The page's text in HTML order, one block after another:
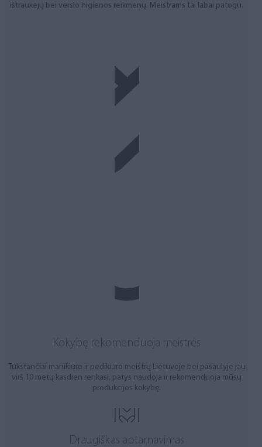
ištraukėjų bei verslo higienos reikmenų. Meistrams tai labai patogu.
Kokybę rekomenduoja meistrės
Tūkstančiai manikiūro ir pedikiūro meistrų Lietuvoje bei pasaulyje jau
virš 10 metų kasdien renkasi, patys naudoja ir rekomenduoja mūsų
produkcijos kokybę.
Draugiškas aptarnavimas